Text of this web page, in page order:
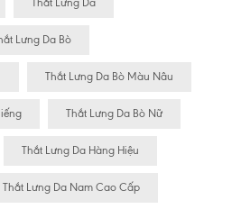
Thắt Lưng Da
Lưng Da Bò
Thắt Lưng Da Bò Màu Nâu
Thắt Lưng Da Bò Nữ
Thắt Lưng Da Hàng Hiệu
Thắt Lưng Da Nam Cao Cấp